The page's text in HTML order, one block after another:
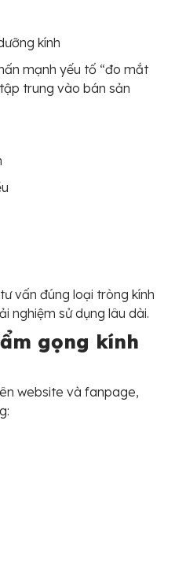
kính
mạnh yếu tố “đo mắt
trung vào bán sản
vấn đúng loại tròng kính
nghiệm sử dụng lâu dài.
gọng kính
website và fanpage,